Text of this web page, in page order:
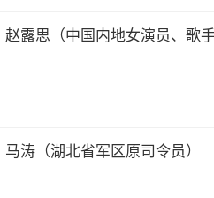
赵露思（中国内地女演员、歌手
马涛（湖北省军区原司令员）